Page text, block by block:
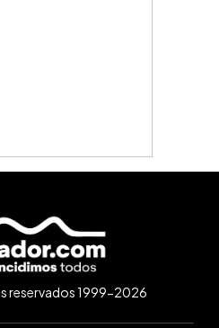
reservados 1999-2026